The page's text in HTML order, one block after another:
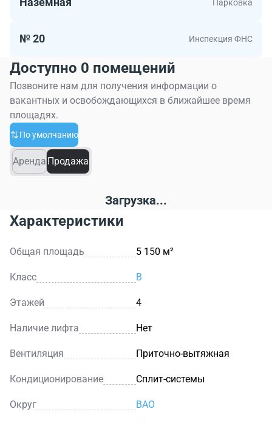
Парковка
№ 20 Инспекция ФНС
Доступно 0 помещений
Позвоните нам для получения информации о
вакантных и освобождающихся в ближайшее время
площадях.
По умолчанию
Аренда Продажа
Загрузка...
Характеристики
Общая площадь 5 150 м²
Класс B
Этажей 4
Наличие лифта Нет
Вентиляция Приточно-вытяжная
Кондиционирование Сплит-системы
Округ ВАО